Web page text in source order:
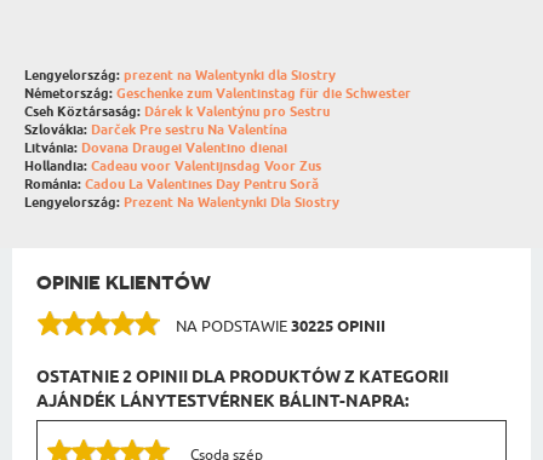
Lengyelország: prezent na Walentynki dla Siostry
Németország: Geschenke zum Valentinstag für die Schwester
Cseh Köztársaság: Dárek k Valentýnu pro Sestru
Szlovákia: Darček Pre sestru Na Valentína
Litvánia: Dovana Draugei Valentino dienai
Hollandia: Cadeau voor Valentijnsdag Voor Zus
Románia: Cadou La Valentines Day Pentru Soră
Lengyelország: Prezent Na Walentynki Dla Siostry
OPINIE KLIENTÓW
NA PODSTAWIE30225 OPINII
OSTATNIE 2 OPINII DLA PRODUKTÓW Z KATEGORII
AJÁNDÉK LÁNYTESTVÉRNEK BÁLINT-NAPRA:
Csoda szép